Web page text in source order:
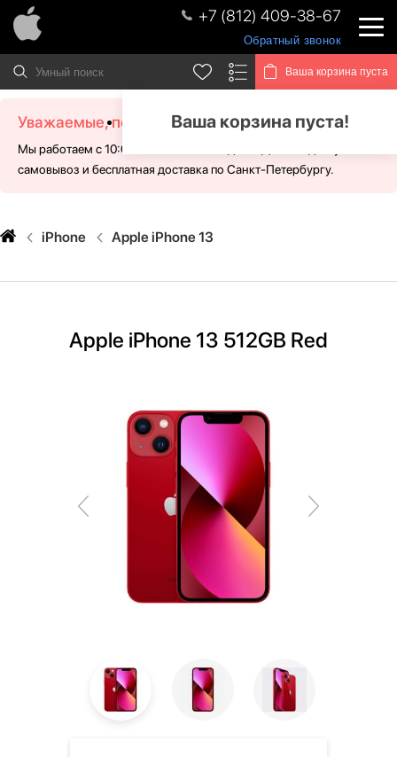
+7 (812) 409-38-67
Обратный звонок
Ваша корзина пуста
Ваша корзина пуста!
Уважаемые, посетители!
Мы работаем с 10:00 - 21:00 без выходных. Для Вас доступен
самовывоз и бесплатная доставка по Санкт-Петербургу.
iPhone Apple iPhone 13
Apple iPhone 13 512GB Red